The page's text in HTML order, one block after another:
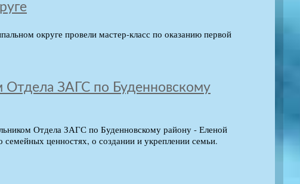
округе провели мастер-класс по оказанию первой
Отдела ЗАГС по Буденновскому
Отдела ЗАГС по Буденновскому району - Еленой
ценностях, о создании и укреплении семьи.